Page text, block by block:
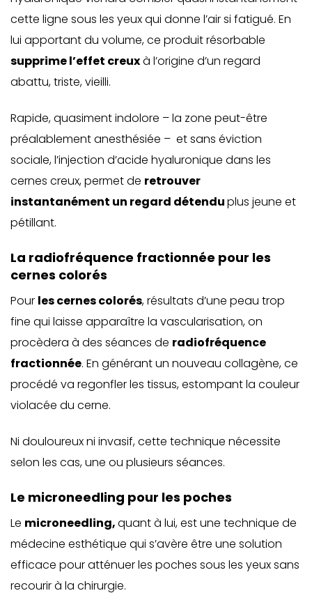
cette ligne sous les yeux qui donne l’air si fatigué. En
lui apportant du volume, ce produit résorbable
supprime l’effet creuxà l’origine d’un regard
abattu, triste, vieilli.
Rapide, quasiment indolore – la zone peut-être
préalablement anesthésiée – et sans éviction
sociale, l’injection d’acide hyaluronique dans les
cernes creux, permet de retrouver
instantanément un regard détenduplus jeune et
pétillant.
La radiofréquence fractionnée pour les
cernes colorés
Pour les cernes colorés, résultats d’une peau trop
fine qui laisse apparaître la vascularisation, on
procèdera à des séances de radiofréquence
fractionnée. En générant un nouveau collagène, ce
procédé va regonfler les tissus, estompant la couleur
violacée du cerne.
Ni douloureux ni invasif, cette technique nécessite
selon les cas, une ou plusieurs séances.
Le microneedling pour les poches
Le microneedling,quant à lui, est une technique de
médecine esthétique qui s’avère être une solution
efficace pour atténuer les poches sous les yeux sans
recourir à la chirurgie.